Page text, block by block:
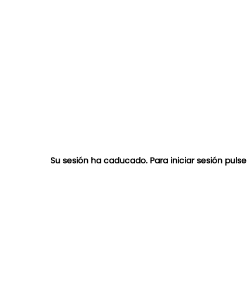
Su sesión ha caducado. Para iniciar sesión pulse